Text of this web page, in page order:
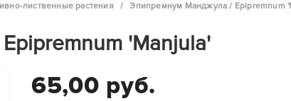
лиственные растения / Эпипремнум Манджула / Epipremnum
'Manjula'
65,00 руб.